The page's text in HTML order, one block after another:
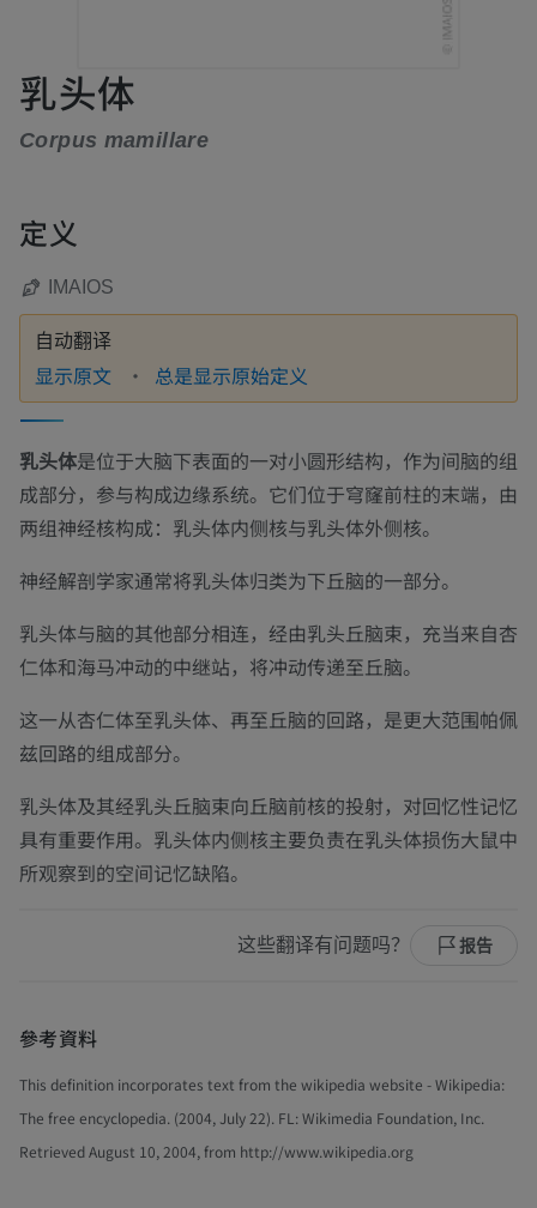
乳头体
Corpus mamillare
定义
IMAIOS
自动翻译
显示原文 总是显示原始定义
乳头体是位于大脑下表面的一对小圆形结构，作为间脑的组
成部分，参与构成边缘系统。它们位于穹窿前柱的末端，由
两组神经核构成：乳头体内侧核与乳头体外侧核。
神经解剖学家通常将乳头体归类为下丘脑的一部分。
乳头体与脑的其他部分相连，经由乳头丘脑束，充当来自杏
仁体和海马冲动的中继站，将冲动传递至丘脑。
这一从杏仁体至乳头体、再至丘脑的回路，是更大范围帕佩
兹回路的组成部分。
乳头体及其经乳头丘脑束向丘脑前核的投射，对回忆性记忆
具有重要作用。乳头体内侧核主要负责在乳头体损伤大鼠中
所观察到的空间记忆缺陷。
这些翻译有问题吗？ 报告
參考資料
This definition incorporates text from the wikipedia website - Wikipedia:
The free encyclopedia. (2004, July 22). FL: Wikimedia Foundation, Inc.
Retrieved August 10, 2004, from http://www.wikipedia.org